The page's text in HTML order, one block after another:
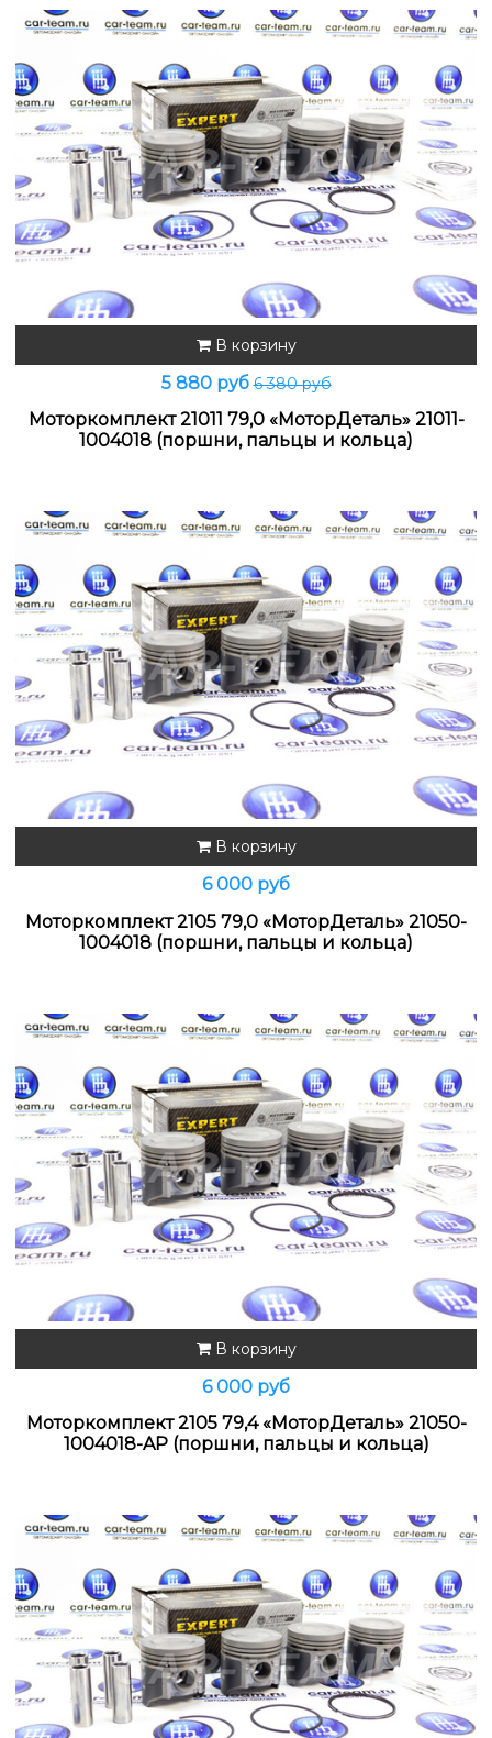
В корзину
5 880 руб6 380 руб
Моторкомплект 21011 79,0 «МоторДеталь» 21011-
1004018 (поршни, пальцы и кольца)
В корзину
6 000 руб
Моторкомплект 2105 79,0 «МоторДеталь» 21050-
1004018 (поршни, пальцы и кольца)
В корзину
6 000 руб
Моторкомплект 2105 79,4 «МоторДеталь» 21050-
1004018-AP (поршни, пальцы и кольца)